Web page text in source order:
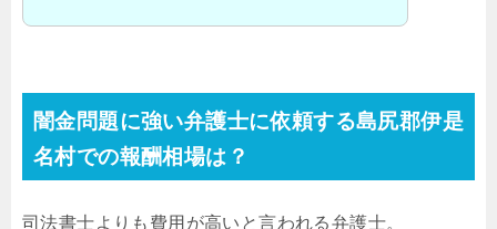
闇金問題に強い弁護士に依頼する島尻郡伊是
名村での報酬相場は？
司法書士よりも費用が高いと言われる弁護士。